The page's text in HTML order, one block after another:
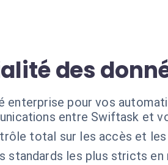
des
enterprise pour vos
entre Swiftask et
total sur les accès et
standards les plus stricts